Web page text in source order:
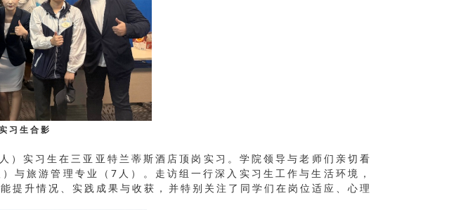
习生合影
实习生在三亚亚特兰蒂斯酒店顶岗实习。学院领导与老师们亲切看
旅游管理专业（7人）。走访组一行深入实习生工作与生活环境，
提升情况、实践成果与收获，并特别关注了同学们在岗位适应、心理